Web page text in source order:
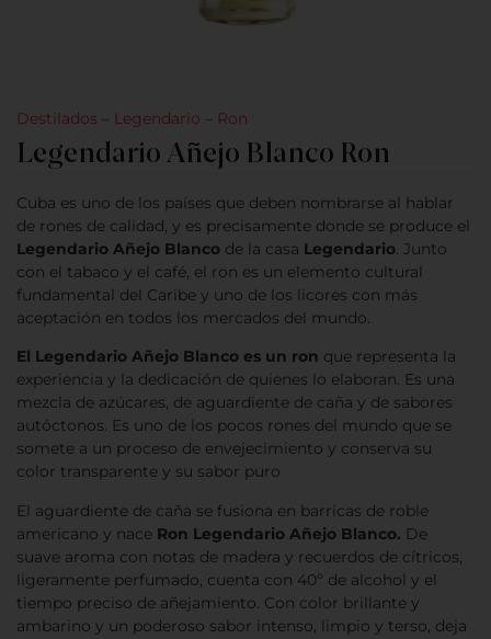
Destilados Legendario Ron
Legendario Añejo Blanco Ron
Cuba es uno de los países que deben nombrarse al hablar
de rones de calidad, y es precisamente donde se produce el
Legendario Añejo Blanco de la casa Legendario. Junto
con el tabaco y el café, el ron es un elemento cultural
fundamental del Caribe y uno de los licores con más
aceptación en todos los mercados del mundo.
El Legendario Añejo Blanco es un ron que representa la
experiencia y la dedicación de quienes lo elaboran. Es una
mezcla de azúcares, de aguardiente de caña y de sabores
autóctonos. Es uno de los pocos rones del mundo que se
somete a un proceso de envejecimiento y conserva su
color transparente y su sabor puro
El aguardiente de caña se fusiona en barricas de roble
americano y nace Ron Legendario Añejo Blanco. De
suave aroma con notas de madera y recuerdos de cítricos,
ligeramente perfumado, cuenta con 40º de alcohol y el
tiempo preciso de añejamiento. Con color brillante y
ambarino y un poderoso sabor intenso, limpio y terso, deja